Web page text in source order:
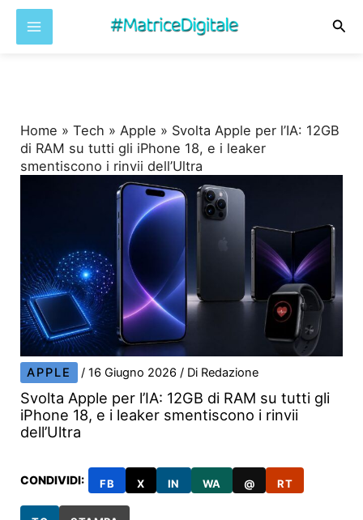
Home »Tech »Apple » Svolta Apple per l’IA: 12GB
di RAM su tutti gli iPhone 18, e i leaker
smentiscono i rinvii dell’Ultra
APPLE /16 Giugno 2026/ Di Redazione
Svolta Apple per l’IA: 12GB di RAM su tutti gli
iPhone 18, e i leaker smentiscono i rinvii
dell’Ultra
CONDIVIDI: FB X IN WA @ RT